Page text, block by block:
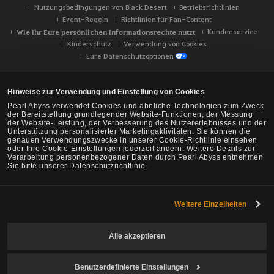
Hinweise zur Verwendung und Einstellung von Cookies
Pearl Abyss verwendet Cookies und ähnliche Technologien zum Zweck
der Bereitstellung grundlegender Website-Funktionen, der Messung
der Website-Leistung, der Verbesserung des Nutzererlebnisses und der
Unterstützung personalisierter Marketingaktivitäten. Sie können die
genauen Verwendungszwecke in unserer Cookie-Richtlinie einsehen
oder Ihre Cookie-Einstellungen jederzeit ändern. Weitere Details zur
Verarbeitung personenbezogener Daten durch Pearl Abyss entnehmen
Sie bitte unserer Datenschutzrichtlinie.
Weitere Einzelheiten
Alle akzeptieren
Benutzerdefinierte Einstellungen
Nutzungsbedingungen von Black Desert
Betriebsrichtlinien
Event-Regeln
Richtlinien für Fan-Content
Wie Ihr Eure persönlichen Informationsrechte nutzt
Kundenservice
Kinderschutz
Verwendung von Cookies
Eure Datenschutzoptionen
Black Desert -NA/EU/Ozeanien